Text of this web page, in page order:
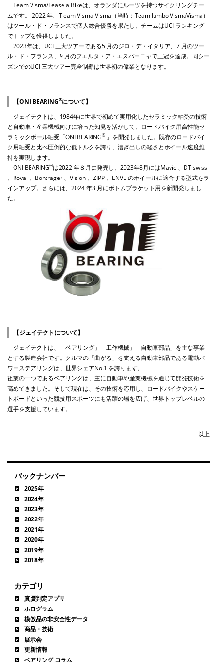
Team Visma/Lease a Bikeは、オランダにルーツを持つサイクリングチー
ムです。 2022 年、T eam Visma Visma（当時：Team Jumbo VismaVisma）
はツール・ド・フランスで個人総合優勝を果たし、チームはUCI ランキング
でトップを獲得しました。
2023年は、UCI 三大ツアーである5 月のジロ・デ・イタリア、7 月のツー
ル・ド・フランス、9 月のブエルタ・ア・エスパーニャで三冠を達成。同シー
ズンでのUCI 三大ツアー完全制覇は世界初の偉業となります。
【ONI BEARING®について】
ジェイテクトは、1984年に世界で初めて実用化したセラミック軸受の技術
と自動車・産業機械向けに培った知見を活かして、ロードバイク用高性能セ
ラミックボール軸受「ONI BEARING® 」を開発しました。既存のロードバイ
ク用軸受と比べ圧倒的な低トルクを誇り、漕ぎ出しの軽さとホイール速度維
持を実現します。
ONI BEARING®は2022 年８月に発売し、2023年8月にはMavic 、DT swiss
、Roval 、Bontrager 、Vision 、ZIPP 、ENVE のホイールに適合する型式をラ
インアップ。さらには、2024 年3 月にボトムブラケット用を新開発しまし
た。
【ジェイテクトについて】
ジェイテクトは、「ベアリング」「工作機械」「自動車部品」を主な事業
とする製造会社です。クルマの「曲がる」を支える自動車部品である電動パ
ワーステアリングは、世界シェアNo.1 を誇ります。
祖業の一つであるベアリングは、主に自動車や産業機械を通じて開発技術を
高めてきました。そして現在は、その技術を応用し、ロードバイクやスケー
トボードといった競技用スポーツにも活躍の場を広げ、世界トップレベルの
選手を支援しています。
以上
バックナンバー
2025年
2024年
2023年
2022年
2021年
2020年
2019年
2018年
カテゴリ
真贋判定アプリ
ホログラム
模倣品の非安全性データ
商品・技術
展示会
更新情報
ベアリング コラム